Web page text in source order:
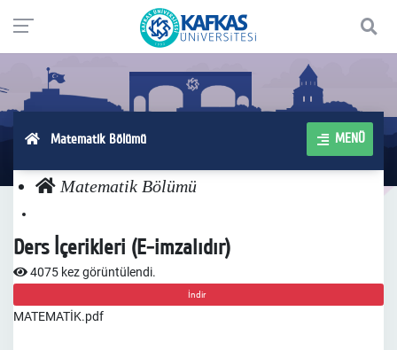
Matematik Bölümü MENÜ
Matematik Bölümü
Ders İçerikleri (E-imzalıdır)
4075 kez görüntülendi.
İndir
MATEMATİK.pdf